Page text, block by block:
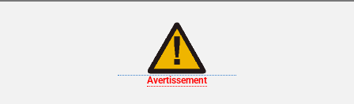
Avertissement